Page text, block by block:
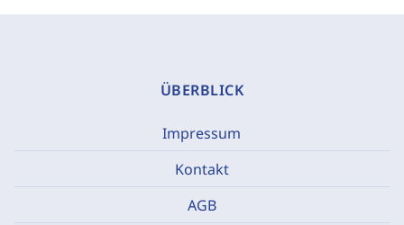
ÜBERBLICK
Impressum
Kontakt
AGB